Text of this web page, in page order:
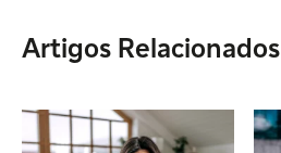
Artigos Relacionados